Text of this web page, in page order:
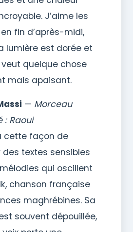
J’aime les
fin d’après-midi,
lumière est dorée et
veut quelque chose
mais apaisant.
— Morceau
: Raoui
cette façon de
des textes sensibles
qui oscillent
chanson française
maghrébines. Sa
souvent dépouillée,